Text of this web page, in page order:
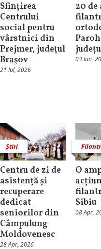
Sfinţirea
Centrului
social pentru
vârstnici din
Prejmer, judeţul
Braşov
21 Iul, 2026
20 de
03 Iun,
Știri
Centru de zi de
asistență și
recuperare
dedicat
seniorilor din
Câmpulung
Moldovenesc
28 Apr, 2026
O
Sibiu
08 Apr,